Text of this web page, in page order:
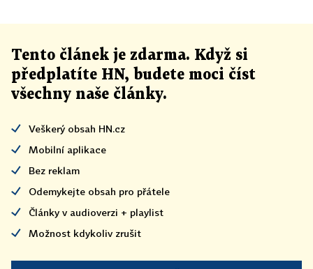
Tento článek je zdarma. Když si
předplatíte HN, budete moci číst
všechny naše články.
Veškerý obsah HN.cz
Mobilní aplikace
Bez reklam
Odemykejte obsah pro přátele
Články v audioverzi + playlist
Možnost kdykoliv zrušit